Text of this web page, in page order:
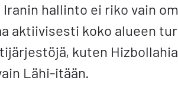
Iranin hallinto ei riko vain
aktiivisesti koko alueen
kuten
Lähi-itään.